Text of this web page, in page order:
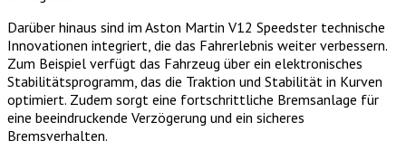
Darüber hinaus sind im Aston Martin V12 Speedster technische
Innovationen integriert, die das Fahrerlebnis weiter verbessern.
Zum Beispiel verfügt das Fahrzeug über ein elektronisches
Stabilitätsprogramm, das die Traktion und Stabilität in Kurven
optimiert. Zudem sorgt eine fortschrittliche Bremsanlage für
eine beeindruckende Verzögerung und ein sicheres
Bremsverhalten.